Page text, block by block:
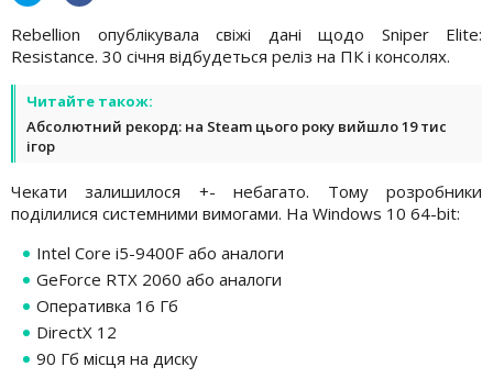
Rebellion опублікувала свіжі дані щодо Sniper Elite:
Resistance. 30 січня відбудеться реліз на ПК і консолях.
Читайте також:
Абсолютний рекорд: на Steam цього року вийшло 19 тис
ігор
Чекати залишилося +- небагато. Тому розробники
поділилися системними вимогами. На Windows 10 64-bit:
Intel Core i5-9400F або аналоги
GeForce RTX 2060 або аналоги
Оперативка 16 Гб
DirectX 12
90 Гб місця на диску